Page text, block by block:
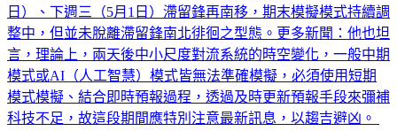
日）、下週三（5月1日）滯留鋒再南移，期末模擬模式持續調
整中，但並未脫離滯留鋒南北徘徊之型態。更多新聞：他也坦
言，理論上，兩天後中小尺度對流系統的時空變化，一般中期
模式或AI（人工智慧）模式皆無法準確模擬，必須使用短期
模式模擬、結合即時預報過程，透過及時更新預報手段來彌補
科技不足，故這段期間應特別注意最新訊息，以趨吉避凶。